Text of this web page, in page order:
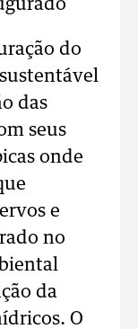
do
das
seus
onde
e
no
da
O